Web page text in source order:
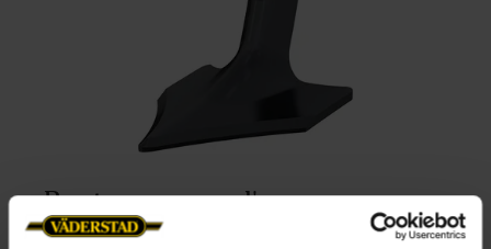
Punte a zampa d'oca per un
taglio completo